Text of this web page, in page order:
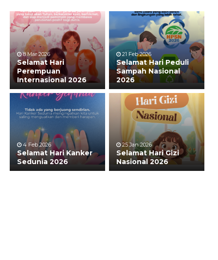
8 Mar 2026
Selamat Hari
Perempuan
Internasional 2026
21 Feb 2026
Selamat Hari Peduli
Sampah Nasional
2026
4 Feb 2026
Selamat Hari Kanker
Sedunia 2026
25 Jan 2026
Selamat Hari Gizi
Nasional 2026